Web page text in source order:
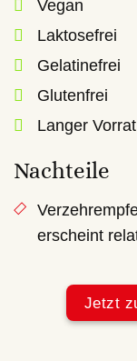
Vegan
Laktosefrei
Gelatinefrei
Glutenfrei
Langer Vorrat
Nachteile
erscheint
Jetzt